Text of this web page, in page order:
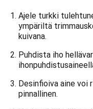
Ajele turkki
ympäriltä
kuivana.
Puhdista iho
Desinfioiva aine voi
pinnallinen.